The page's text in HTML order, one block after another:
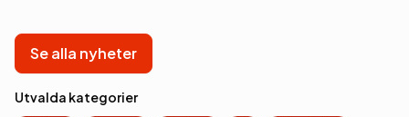
Se alla nyheter
Utvalda kategorier